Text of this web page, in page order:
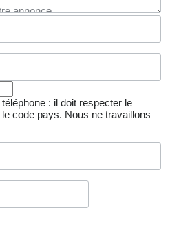
: il doit respecter le
code pays. Nous ne travaillons